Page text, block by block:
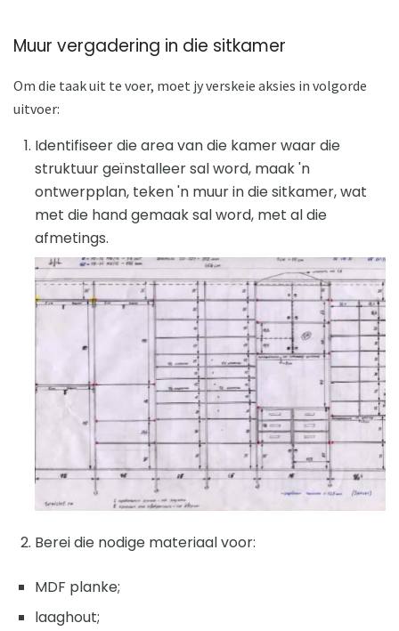
Muur vergadering in die sitkamer
Om die taak uit te voer, moet jy verskeie aksies in volgorde
uitvoer:
Identifiseer die area van die kamer waar die
struktuur geïnstalleer sal word, maak 'n
ontwerpplan, teken 'n muur in die sitkamer, wat
met die hand gemaak sal word, met al die
afmetings.
Berei die nodige materiaal voor:
MDF planke;
laaghout;